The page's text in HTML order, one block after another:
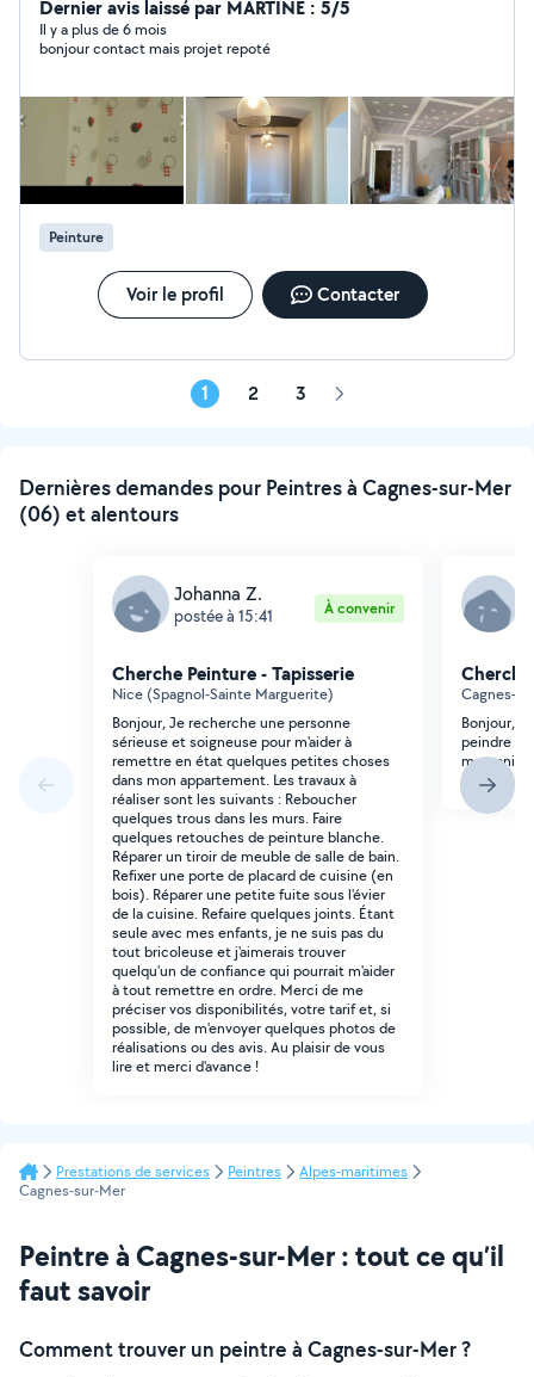
Dernier avis laissé par MARTINE : 5/5
Il y a plus de 6 mois
bonjour contact mais projet repoté
Peinture
Voir le profil Contacter
1 2 3 Page
Dernières demandes pour Peintres à Cagnes-sur-Mer
(06) et alentours
Johanna Z.
postée à 15:41 À convenir
Cherche Peinture - Tapisserie
Nice (Spagnol-Sainte Marguerite)
Bonjour, Je recherche une personne
sérieuse et soigneuse pour m'aider à
remettre en état quelques petites choses
dans mon appartement. Les travaux à
réaliser sont les suivants : Reboucher
quelques trous dans les murs. Faire
quelques retouches de peinture blanche.
Réparer un tiroir de meuble de salle de bain.
Refixer une porte de placard de cuisine (en
bois). Réparer une petite fuite sous l'évier
de la cuisine. Refaire quelques joints. Étant
seule avec mes enfants, je ne suis pas du
tout bricoleuse et j'aimerais trouver
quelqu'un de confiance qui pourrait m'aider
à tout remettre en ordre. Merci de me
préciser vos disponibilités, votre tarif et, si
possible, de m'envoyer quelques photos de
réalisations ou des avis. Au plaisir de vous
lire et merci d'avance !
Cagnes-
Bonjour,
peindre 2
de travail
Prestations de services Peintres
Alpes-maritimes
Cagnes-sur-Mer
Peintre à Cagnes-sur-Mer : tout ce qu’il
faut savoir
Comment trouver un peintre à Cagnes-sur-Mer ?